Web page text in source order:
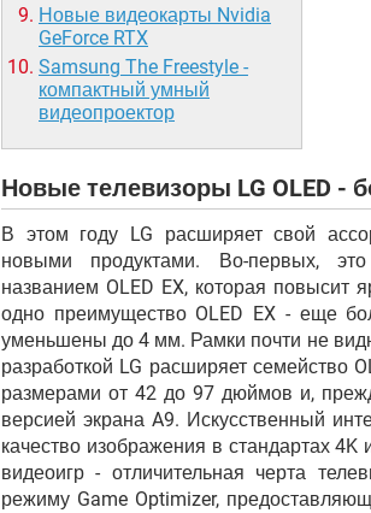
Новые видеокарты Nvidia
GeForce RTX
Samsung The Freestyle -
компактный умный
видеопроектор
Новые телевизоры LG OLED -
В этом году LG расширяет свой
новыми продуктами. Во-первых,
названием OLED EX, которая повысит
одно преимущество OLED EX - еще
уменьшены до 4 мм. Рамки почти не
разработкой LG расширяет семейство
размерами от 42 до 97 дюймов и,
версией экрана A9. Искусственный
качество изображения в стандартах
видеоигр - отличительная черта
режиму Game Optimizer,